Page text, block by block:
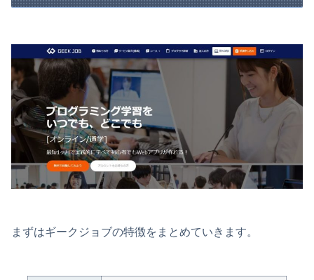
まずはギークジョブの特徴をまとめていきます。